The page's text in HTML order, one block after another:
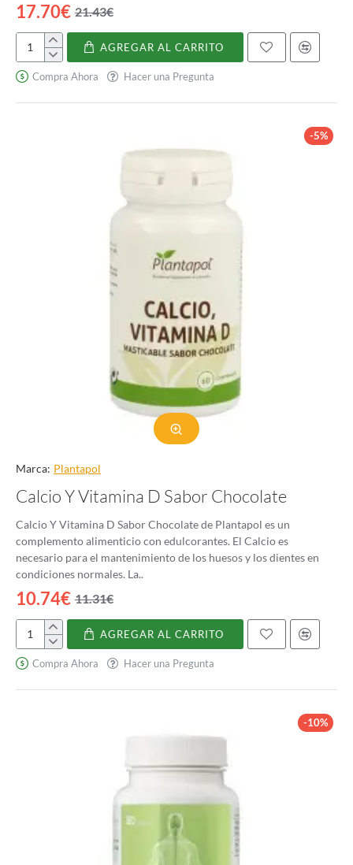
17.70€ 21.43€
Vitamina
C
AGREGAR AL CARRITO
Compra Ahora Hacer una Pregunta
-5%
Marca: Plantapol
Calcio Y Vitamina D Sabor Chocolate
Calcio Y Vitamina D Sabor Chocolate de Plantapol es un
complemento alimenticio con edulcorantes. El Calcio es
necesario para el mantenimiento de los huesos y los dientes en
condiciones normales. La..
10.74€ 11.31€
Calcio
Y
Vitamina
D
AGREGAR AL CARRITO
Compra Ahora Hacer una Pregunta
-10%